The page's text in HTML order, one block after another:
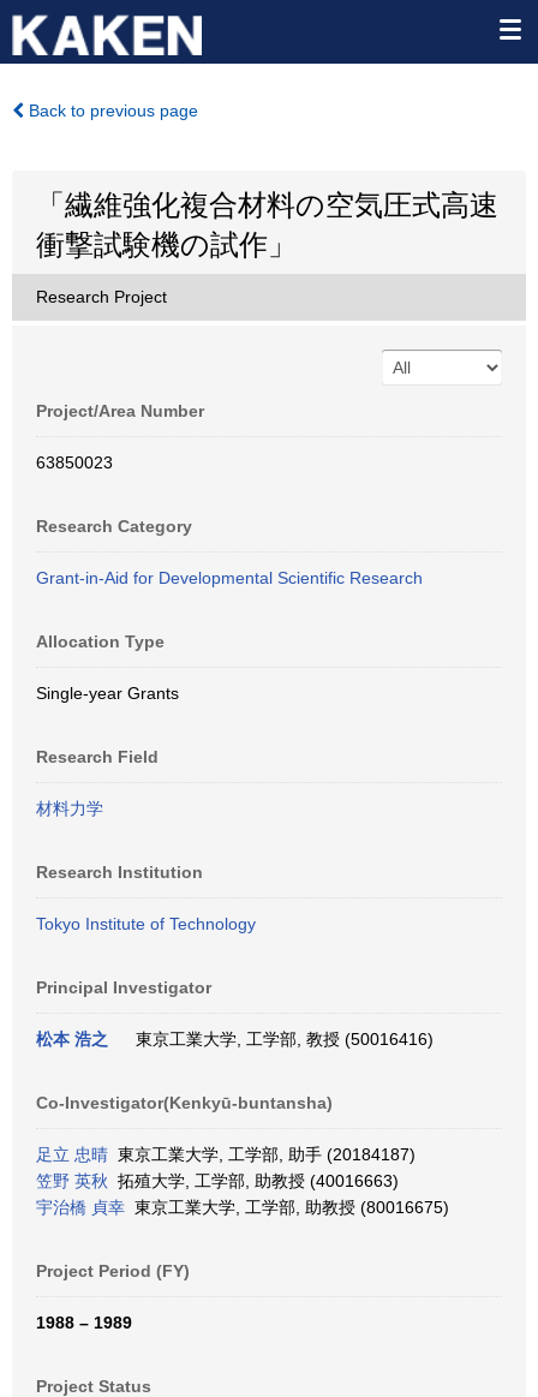
Back to previous page
「繊維強化複合材料の空気圧式高速
衝撃試験機の試作」
Research Project
Project/Area Number
63850023
Research Category
Grant-in-Aid for Developmental Scientific Research
Allocation Type
Single-year Grants
Research Field
材料力学
Research Institution
Tokyo Institute of Technology
Principal Investigator
松本 浩之 東京工業大学, 工学部, 教授 (50016416)
Co-Investigator(Kenkyū-buntansha)
足立 忠晴 東京工業大学, 工学部, 助手 (20184187)
笠野 英秋 拓殖大学, 工学部, 助教授 (40016663)
宇治橋 貞幸 東京工業大学, 工学部, 助教授 (80016675)
Project Period (FY)
1988 – 1989
Project Status